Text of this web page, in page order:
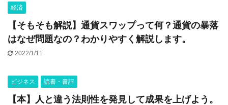
経済
【そもそも解説】通貨スワップって何？通貨の暴落
はなぜ問題なの？わかりやすく解説します。
2022/1/11
ビジネス 読書・書評
【本】人と違う法則性を発見して成果を上げよう。